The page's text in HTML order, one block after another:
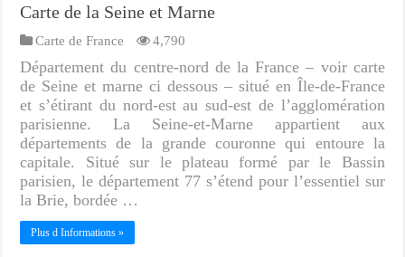
Carte de la Seine et Marne
Carte de France 4,790
Département du centre-nord de la France – voir carte
de Seine et marne ci dessous – situé en Île-de-France
et s’étirant du nord-est au sud-est de l’agglomération
parisienne. La Seine-et-Marne appartient aux
départements de la grande couronne qui entoure la
capitale. Situé sur le plateau formé par le Bassin
parisien, le département 77 s’étend pour l’essentiel sur
la Brie, bordée …
Plus d Informations »